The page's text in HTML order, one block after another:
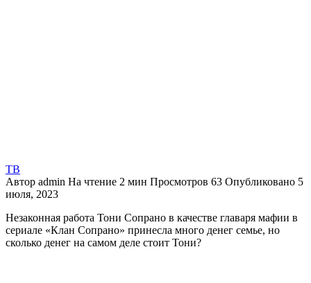
ТВ
Автор admin На чтение 2 мин Просмотров 63 Опубликовано 5
июля, 2023
Незаконная работа Тони Сопрано в качестве главаря мафии в
сериале «Клан Сопрано» принесла много денег семье, но
сколько денег на самом деле стоит Тони?